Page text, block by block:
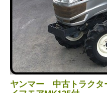
ヤンマー 中古トラク